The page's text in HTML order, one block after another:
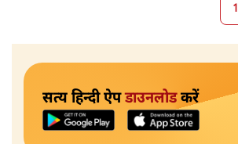
1
सत्य हिन्दी ऐपडाउनलोडकरें